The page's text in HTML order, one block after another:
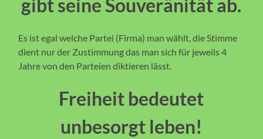
gibt seine Souveränität ab.
Es ist egal welche Partei (Firma) man wählt, die Stimme
dient nur der Zustimmung das man sich für jeweils 4
Jahre von den Parteien diktieren lässt.
Freiheit bedeutet
unbesorgt leben!